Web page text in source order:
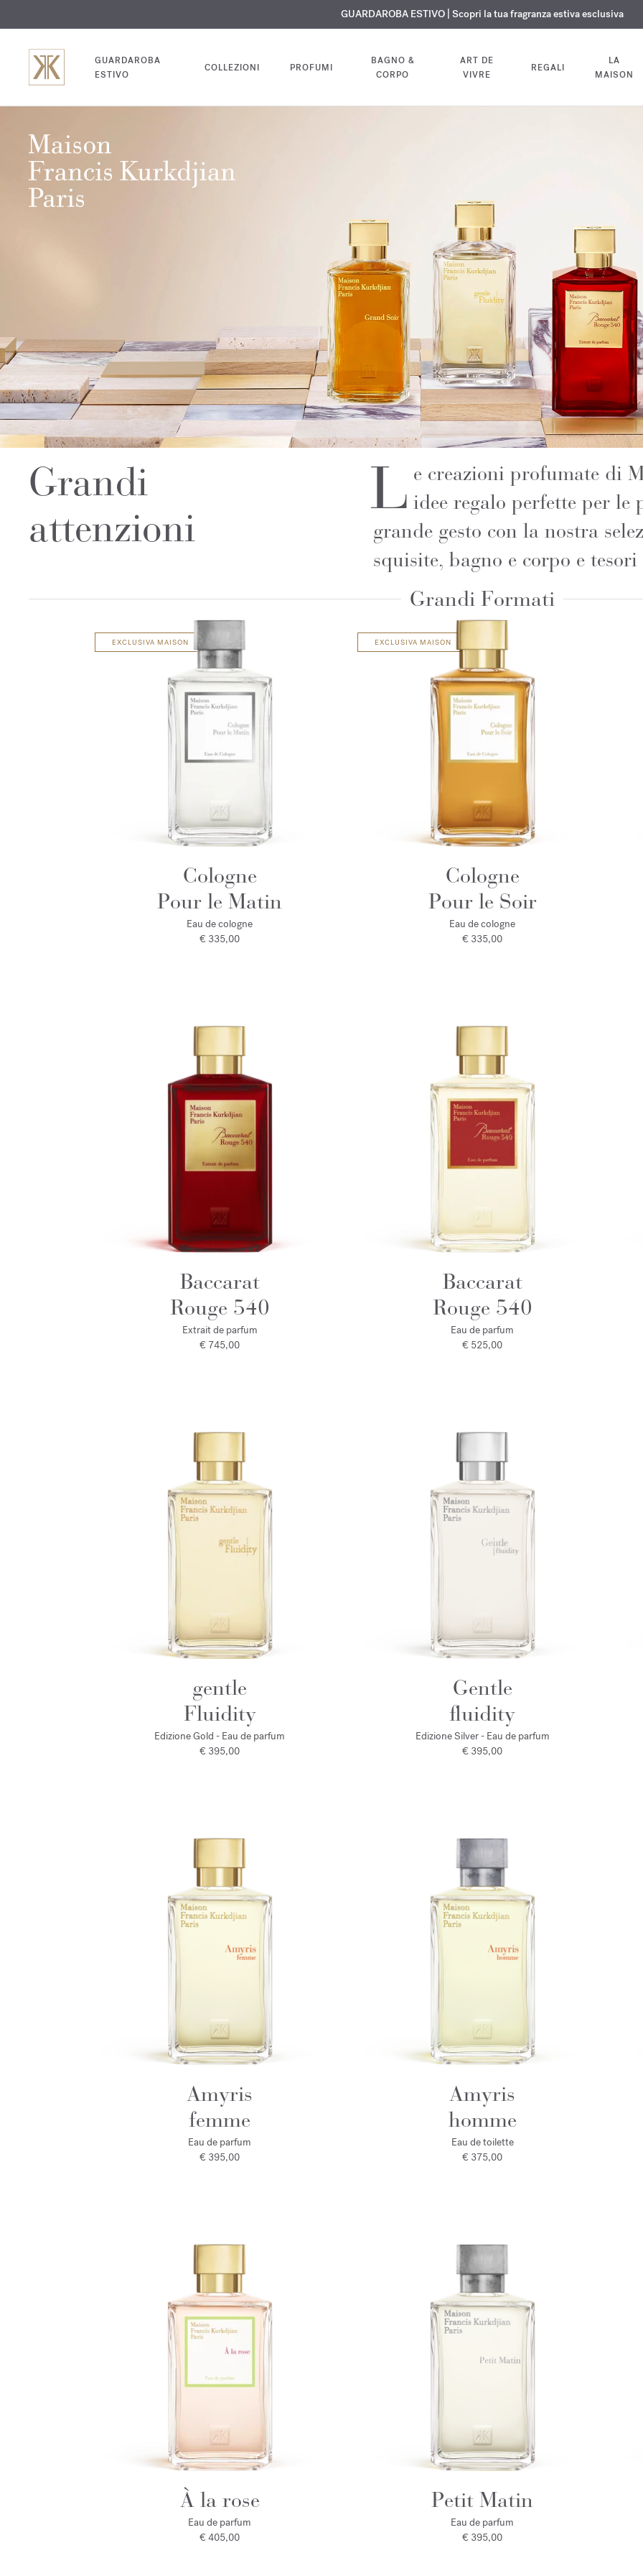
ESCLUSIVO | Scopri la nuova fragranza OUDvelvet moodnel tuo ordine*
INCISIONE GRATUITA | Su tutte le fragranze e gli oli per il corpo fino al 9
GUARDAROBA ESTIVO | Scopri la tua fragranza estiva esclusiva
GUARDAROBA
ESTIVO
COLLEZIONI PROFUMI
BAGNO &
CORPO
ART DE
VIVRE
REGALI
LA
MAISON
Grandi
attenzioni​
L e creazioni profumate di
idee regalo perfette per le
grande gesto con la nostra
squisite, bagno e corpo e
Grandi Formati
EXCLUSIVA MAISON
Cologne
Pour le Matin
Eau de cologne
€ 335,00
EXCLUSIVA MAISON
Cologne
Pour le Soir
Eau de cologne
€ 335,00
Baccarat
Rouge 540
Extrait de parfum
€ 745,00
Baccarat
Rouge 540
Eau de parfum
€ 525,00
gentle
Fluidity
Edizione Gold - Eau de parfum
€ 395,00
Gentle
fluidity
Edizione Silver - Eau de parfum
€ 395,00
Amyris
femme
Eau de parfum
€ 395,00
Amyris
homme
Eau de toilette
€ 375,00
À la rose
Eau de parfum
€ 405,00
Petit Matin
Eau de parfum
€ 395,00